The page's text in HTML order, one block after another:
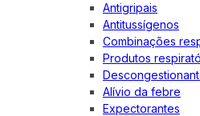
Antigripais
Antitussígenos
Combinações
Produtos
Alívio da febre
Expectorantes